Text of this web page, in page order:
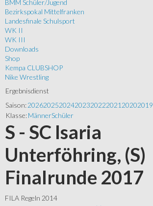
BMM Schüler/Jugend
Bezirkspokal Mittelfranken
Landesfinale Schulsport
WK II
WK III
Downloads
Shop
Kempa CLUBSHOP
Nike Wrestling
Ergebnisdienst
Saison:202620252024202320222021 20202019
Klasse:MännerSchüler
S - SC Isaria
Unterföhring, (S)
Finalrunde 2017
FILA Regeln 2014